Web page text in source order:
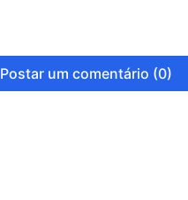
Postar um comentário (0)